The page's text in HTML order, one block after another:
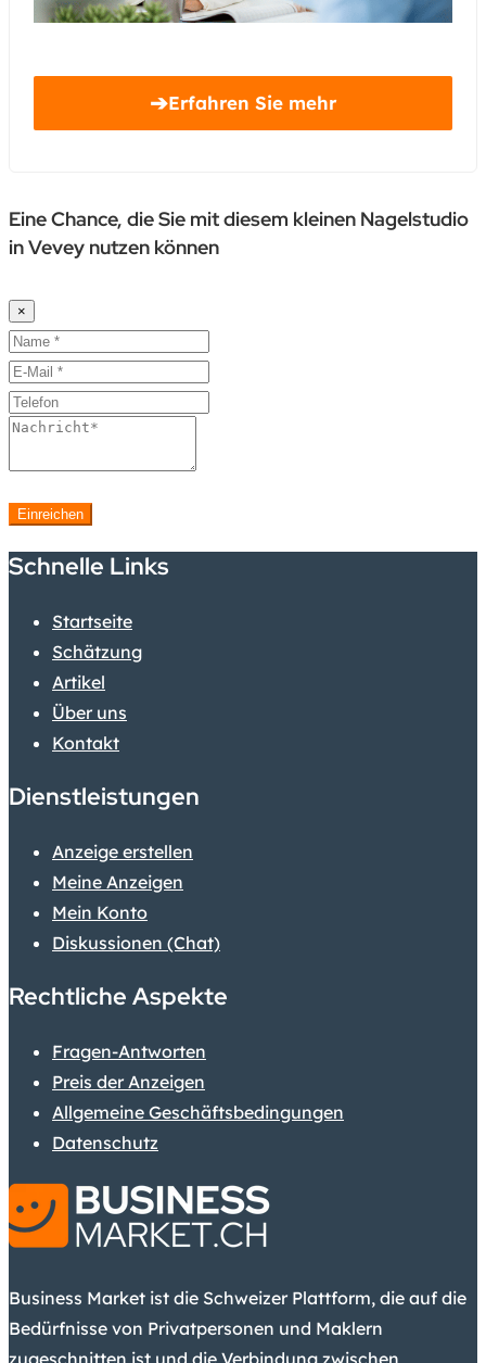
➔Erfahren Sie mehr
Eine Chance, die Sie mit diesem kleinen Nagelstudio
in Vevey nutzen können
×
Einreichen
Schnelle Links
Startseite
Schätzung
Artikel
Über uns
Kontakt
Dienstleistungen
Anzeige erstellen
Meine Anzeigen
Mein Konto
Diskussionen (Chat)
Rechtliche Aspekte
Fragen-Antworten
Preis der Anzeigen
Allgemeine Geschäftsbedingungen
Datenschutz
Business Market ist die Schweizer Plattform, die auf die
Bedürfnisse von Privatpersonen und Maklern
zugeschnitten ist und die Verbindung zwischen